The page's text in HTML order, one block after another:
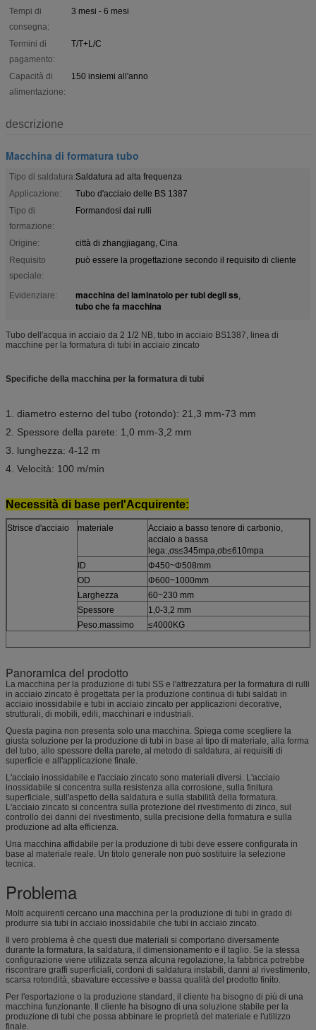
Tempi di
consegna:
3 mesi - 6 mesi
Termini di
pagamento:
T/T+L/C
Capacità di
alimentazione:
150 insiemi all'anno
descrizione
Macchina di formatura tubo
Tipo di saldatura:Saldatura ad alta frequenza
Applicazione:
Tubo d'acciaio delle BS 1387
Tipo di
formazione:
Formandosi dai rulli
Origine:
città di zhangjiagang, Cina
Requisito
speciale:
può essere la progettazione secondo il requisito di cliente
Evidenziare: macchina del laminatoio per tubi degli ss,
tubo che fa macchina
Tubo dell'acqua in acciaio da 2 1/2 NB, tubo in acciaio BS1387, linea di
macchine per la formatura di tubi in acciaio zincato
Specifiche della macchina per la formatura di tubi
1. diametro esterno del tubo (rotondo): 21,3 mm-73 mm
2. Spessore della parete: 1,0 mm-3,2 mm
3. lunghezza: 4-12 m
4. Velocità: 100 m/min
Necessità di base per l'Acquirente:
Strisce d'acciaio materiale
Acciaio a basso tenore di carbonio,
acciaio a bassa
lega:,σs≤345mpa,σb≤610mpa
ID
Φ450~Φ508mm
OD
Φ600~1000mm
Larghezza
60~230 mm
Spessore
1,0-3,2 mm
Peso.massimo
≤4000KG
Panoramica del prodotto
La macchina per la produzione di tubi SS e l'attrezzatura per la formatura di rulli
in acciaio zincato è progettata per la produzione continua di tubi saldati in
acciaio inossidabile e tubi in acciaio zincato per applicazioni decorative,
strutturali, di mobili, edili, macchinari e industriali.
Questa pagina non presenta solo una macchina. Spiega come scegliere la
giusta soluzione per la produzione di tubi in base al tipo di materiale, alla forma
del tubo, allo spessore della parete, al metodo di saldatura, ai requisiti di
superficie e all'applicazione finale.
L'acciaio inossidabile e l'acciaio zincato sono materiali diversi. L'acciaio
inossidabile si concentra sulla resistenza alla corrosione, sulla finitura
superficiale, sull'aspetto della saldatura e sulla stabilità della formatura.
L'acciaio zincato si concentra sulla protezione del rivestimento di zinco, sul
controllo dei danni del rivestimento, sulla precisione della formatura e sulla
produzione ad alta efficienza.
Una macchina affidabile per la produzione di tubi deve essere configurata in
base al materiale reale. Un titolo generale non può sostituire la selezione
tecnica.
Problema
Molti acquirenti cercano una macchina per la produzione di tubi in grado di
produrre sia tubi in acciaio inossidabile che tubi in acciaio zincato.
Il vero problema è che questi due materiali si comportano diversamente
durante la formatura, la saldatura, il dimensionamento e il taglio. Se la stessa
configurazione viene utilizzata senza alcuna regolazione, la fabbrica potrebbe
riscontrare graffi superficiali, cordoni di saldatura instabili, danni al rivestimento,
scarsa rotondità, sbavature eccessive e bassa qualità del prodotto finito.
Per l'esportazione o la produzione standard, il cliente ha bisogno di più di una
macchina funzionante. Il cliente ha bisogno di una soluzione stabile per la
produzione di tubi che possa abbinare le proprietà del materiale e l'utilizzo
finale.